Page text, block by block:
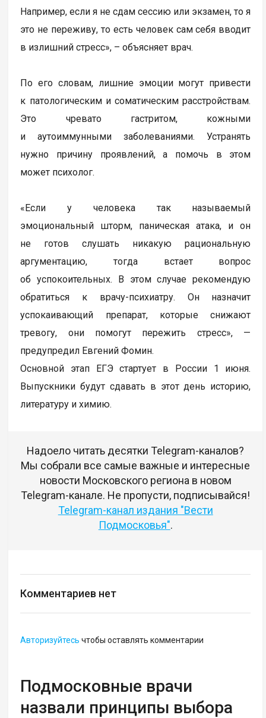
Например, если я не сдам сессию или экзамен, то я
это не переживу, то есть человек сам себя вводит
в излишний стресс», – объясняет врач.
По его словам, лишние эмоции могут привести
к патологическим и соматическим расстройствам.
Это чревато гастритом, кожными
и аутоиммунными заболеваниями. Устранять
нужно причину проявлений, а помочь в этом
может психолог.
«Если у человека так называемый
эмоциональный шторм, паническая атака, и он
не готов слушать никакую рациональную
аргументацию, тогда встает вопрос
об успокоительных. В этом случае рекомендую
обратиться к врачу-психиатру. Он назначит
успокаивающий препарат, которые снижают
тревогу, они помогут пережить стресс», —
предупредил Евгений Фомин.
Основной этап ЕГЭ стартует в России 1 июня.
Выпускники будут сдавать в этот день историю,
литературу и химию.
Надоело читать десятки Telegram-каналов?
Мы собрали все самые важные и интересные
новости Московского региона в новом
Telegram-канале. Не пропусти, подписывайся!
Telegram-канал издания "Вести
Подмосковья".
Комментариев нет
Авторизуйтесь чтобы оставлять комментарии
Подмосковные врачи
назвали принципы выбора